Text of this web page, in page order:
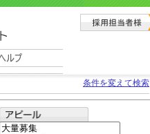
条件を変えて検索